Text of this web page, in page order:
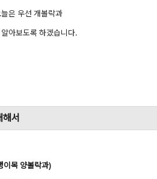
은 우선 개볼락과
아보도록 하겠습니다.
서
이목 양볼락과)